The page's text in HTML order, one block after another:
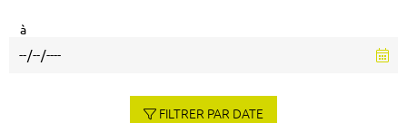
à
FILTRER PAR DATE